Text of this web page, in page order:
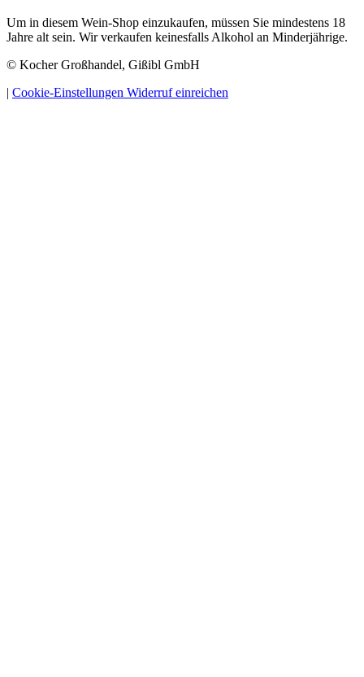
Um in diesem Wein-Shop einzukaufen, müssen Sie mindestens 18
Jahre alt sein. Wir verkaufen keinesfalls Alkohol an Minderjährige.
© Kocher Großhandel, Gißibl GmbH
| Cookie-Einstellungen Widerruf einreichen